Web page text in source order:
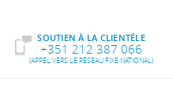
SOUTIEN À LA CLIENTÉLE
+351 212 387 066
(APPEL VERS LE RÉSEAU FIXE NATIONAL)